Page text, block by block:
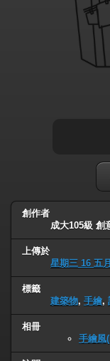
創作者
成大105級 創
上傳於
星期三 16 五
標籤
建築物, 手繪,
相冊
手繪風